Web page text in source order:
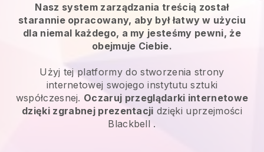
Nasz system zarządzania treścią został
starannie opracowany, aby był łatwy w użyciu
dla niemal każdego, a my jesteśmy pewni, że
obejmuje Ciebie.
Użyj tej platformy do stworzenia strony
internetowej swojego instytutu sztuki
współczesnej. Oczaruj przeglądarki internetowe
dzięki zgrabnej prezentacji dzięki uprzejmości
Blackbell .